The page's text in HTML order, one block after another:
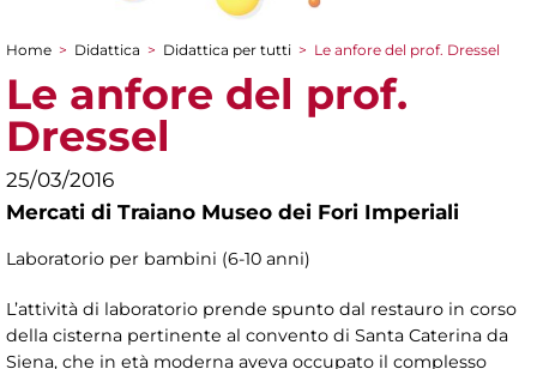
Tu sei qui
Home > Didattica > Didattica per tutti > Le anfore del prof. Dressel
Le anfore del prof.
Dressel
25/03/2016
Mercati di Traiano Museo dei Fori Imperiali
Laboratorio per bambini (6-10 anni)
L’attività di laboratorio prende spunto dal restauro in corso
della cisterna pertinente al convento di Santa Caterina da
Siena, che in età moderna aveva occupato il complesso